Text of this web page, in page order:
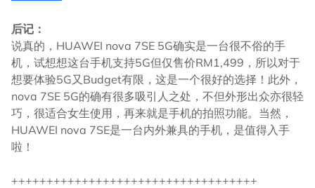
后记：
说真的，HUAWEI nova 7SE 5G确实是一台很不俗的手
机，试想想这台手机支持5G但仅售价RM1,499，所以对于
想要体验5G又Budget有限，这是一个很好的选择！此外，
nova 7SE 5G的确有很多吸引人之处，不但外形出众亦很轻
巧，很适合女生使用，再来就是手机的拍照功能。当然，
HUAWEI nova 7SE是一台内外兼具的手机，是值得入手
啦！
+++++++++++++++++++++++++++++++++++